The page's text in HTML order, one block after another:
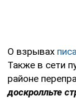
О взрывах
Также в сети
районе
доскролльте